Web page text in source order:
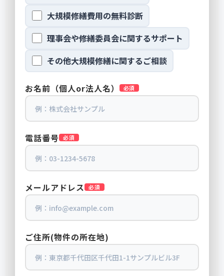
大規模修繕費用の無料診断
理事会や修繕委員会に関するサポート
その他大規模修繕に関するご相談
お名前（個人or法人名） 必須
電話番号 必須
メールアドレス 必須
ご住所(物件の所在地)